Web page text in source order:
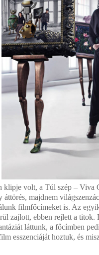
klipje volt, a Túl szép – Viva
majdnem
filmfőcímeket is. Az
zajlott, ebben rejlett a titok.
láttunk, a főcímben
esszenciáját hoztuk, és